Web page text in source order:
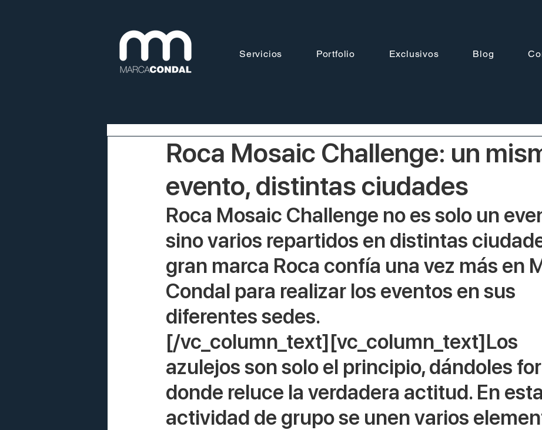
Servicios Portfolio Exclusivos Blog
Roca Mosaic Challenge: un
evento, distintas ciudades
Roca Mosaic Challenge no es solo un
sino varios repartidos en distintas
gran marca Roca confía una vez más en
Condal para realizar los eventos en sus
diferentes sedes.
[/vc_column_text][vc_column_text]Los
azulejos son solo el principio, dándoles
donde reluce la verdadera actitud. En esta
actividad de grupo se unen varios